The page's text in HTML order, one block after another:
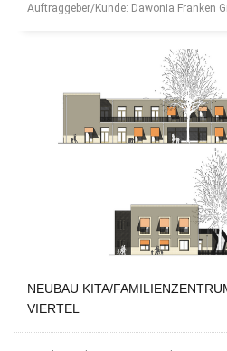
Auftraggeber/Kunde: Dawonia Franken
NEUBAU KITA/
VIERTEL